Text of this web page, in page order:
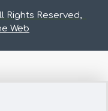
Rights Reserved,
Web